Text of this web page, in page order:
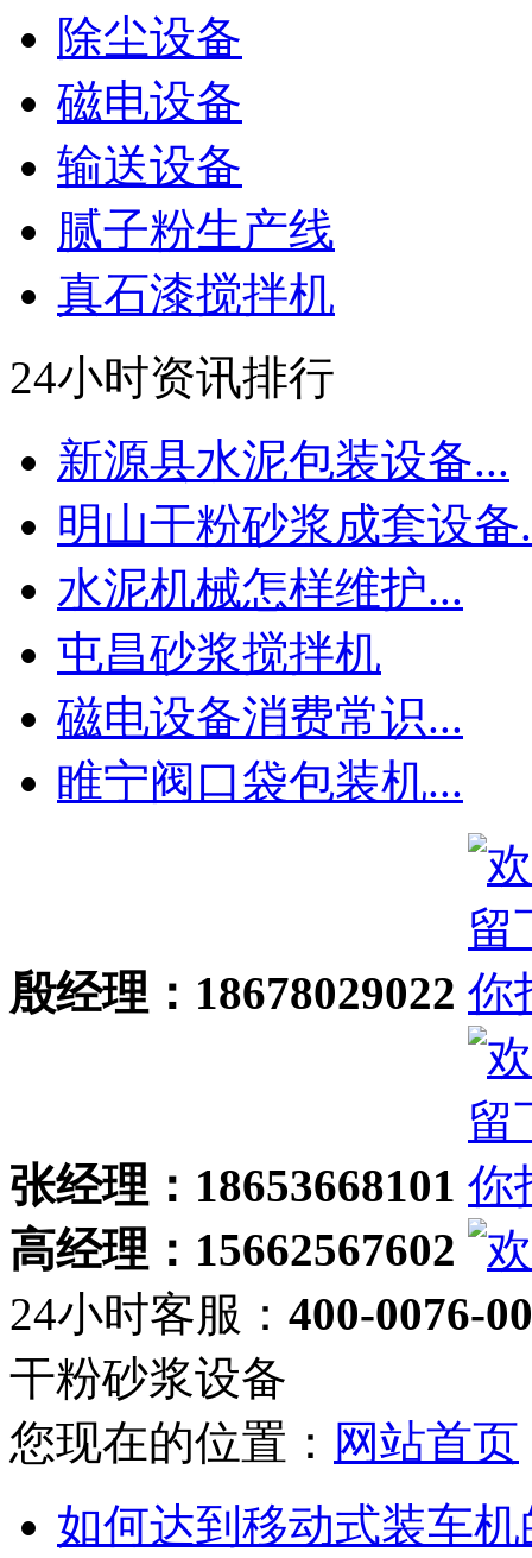
除尘设备
磁电设备
输送设备
腻子粉生产线
真石漆搅拌机
24小时资讯排行
新源县水泥包装设备...
明山干粉砂浆成套设备
水泥机械怎样维护...
屯昌砂浆搅拌机
磁电设备消费常识...
睢宁阀口袋包装机...
殷经理：18678029022
张经理：18653668101
高经理：15662567602
24小时客服： 400-0076-
干粉砂浆设备
您现在的位置： 网站首页
如何达到移动式装车